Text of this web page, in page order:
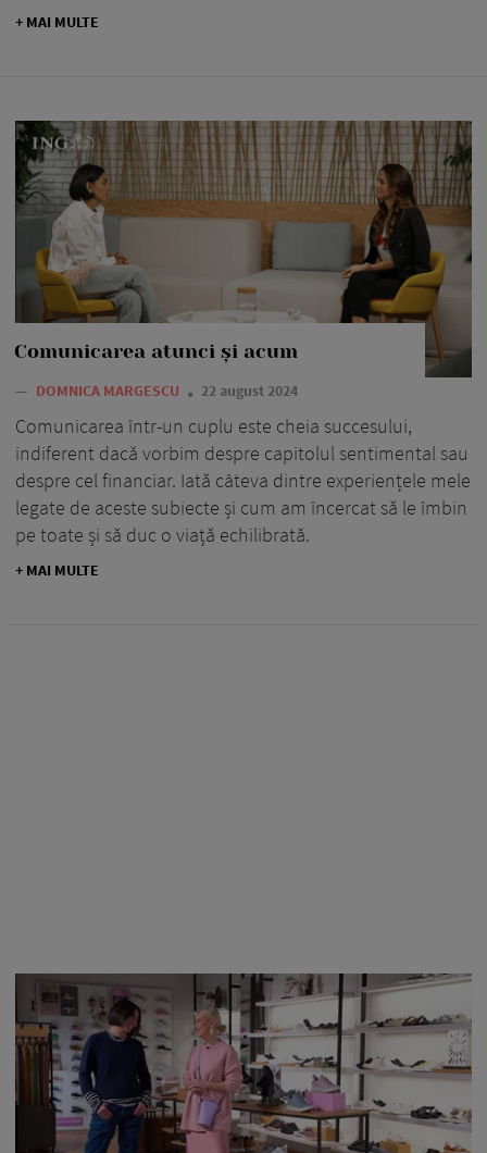
+ MAI MULTE
Comunicarea atunci și acum
— DOMNICA MARGESCU 22 august 2024
Comunicarea într-un cuplu este cheia succesului,
indiferent dacă vorbim despre capitolul sentimental sau
despre cel financiar. Iată câteva dintre experiențele mele
legate de aceste subiecte și cum am încercat să le îmbin
pe toate și să duc o viață echilibrată.
+ MAI MULTE